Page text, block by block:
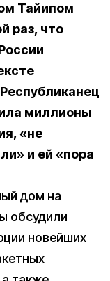
Тайипом
раз, что
миллионы
«не
и ей «пора
дом на
обсудили
новейших